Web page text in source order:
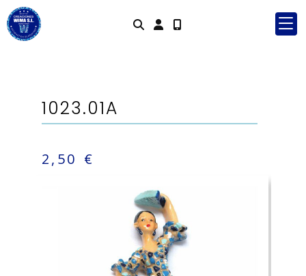
Identifícat
1023.01A
2,50 €